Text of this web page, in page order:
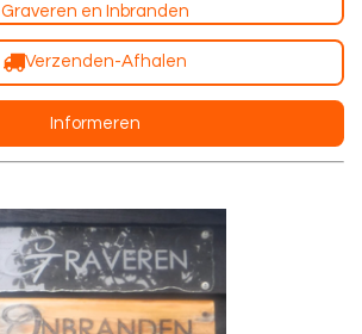
Graveren en Inbranden
Verzenden-Afhalen
Informeren